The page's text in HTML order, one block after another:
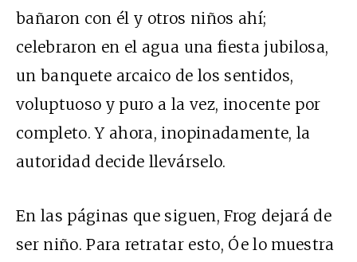
bañaron con él y otros niños ahí;
celebraron en el agua una fiesta jubilosa,
un banquete arcaico de los sentidos,
voluptuoso y puro a la vez, inocente por
completo. Y ahora, inopinadamente, la
autoridad decide llevárselo.
En las páginas que siguen, Frog dejará de
ser niño. Para retratar esto, Óe lo muestra